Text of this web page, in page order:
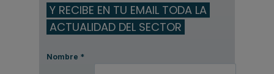
Y RECIBE EN TU EMAIL TODA LA
ACTUALIDAD DEL SECTOR
Nombre *